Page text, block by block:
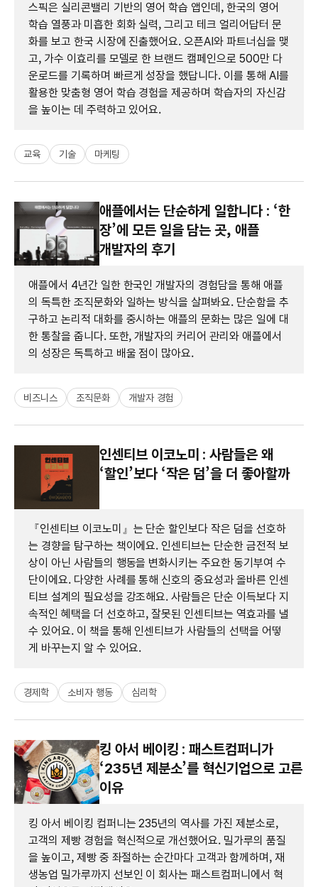
스픽은 실리콘밸리 기반의 영어 학습 앱인데, 한국의 영어
학습 열풍과 미흡한 회화 실력, 그리고 테크 얼리어답터 문
화를 보고 한국 시장에 진출했어요. 오픈AI와 파트너십을 맺
고, 가수 이효리를 모델로 한 브랜드 캠페인으로 500만 다
운로드를 기록하며 빠르게 성장을 했답니다. 이를 통해 AI를
활용한 맞춤형 영어 학습 경험을 제공하며 학습자의 자신감
을 높이는 데 주력하고 있어요.
교육 기술 마케팅
애플에서는 단순하게 일합니다 : ‘한
장’에 모든 일을 담는 곳, 애플
개발자의 후기
애플에서 4년간 일한 한국인 개발자의 경험담을 통해 애플
의 독특한 조직문화와 일하는 방식을 살펴봐요. 단순함을 추
구하고 논리적 대화를 중시하는 애플의 문화는 많은 일에 대
한 통찰을 줍니다. 또한, 개발자의 커리어 관리와 애플에서
의 성장은 독특하고 배울 점이 많아요.
비즈니스 조직문화 개발자 경험
인센티브 이코노미 : 사람들은 왜
‘할인’보다 ‘작은 덤’을 더 좋아할까
『인센티브 이코노미』는 단순 할인보다 작은 덤을 선호하
는 경향을 탐구하는 책이에요. 인센티브는 단순한 금전적 보
상이 아닌 사람들의 행동을 변화시키는 주요한 동기부여 수
단이에요. 다양한 사례를 통해 신호의 중요성과 올바른 인센
티브 설계의 필요성을 강조해요. 사람들은 단순 이득보다 지
속적인 혜택을 더 선호하고, 잘못된 인센티브는 역효과를 낼
수 있어요. 이 책을 통해 인센티브가 사람들의 선택을 어떻
게 바꾸는지 알 수 있어요.
경제학 소비자 행동 심리학
킹 아서 베이킹 : 패스트컴퍼니가
‘235년 제분소’를 혁신기업으로 고른
이유
킹 아서 베이킹 컴퍼니는 235년의 역사를 가진 제분소로,
고객의 제빵 경험을 혁신적으로 개선했어요. 밀가루의 품질
을 높이고, 제빵 중 좌절하는 순간마다 고객과 함께하며, 재
생농업 밀가루까지 선보인 이 회사는 패스트컴퍼니에서 혁